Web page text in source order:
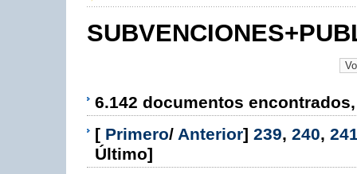
6.142 documentos
[ Primero/ Anterior] 239, 240,
Último]